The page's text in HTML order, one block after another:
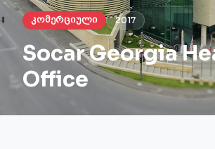
კომერციული 2017
Socar Georgia
Office